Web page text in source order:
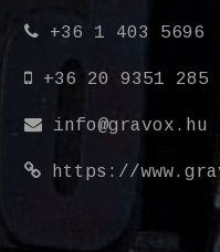
+36 1 403 5696
+36 20 9351 285
info@gravox.hu
https://